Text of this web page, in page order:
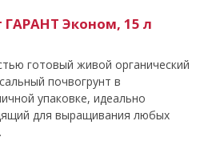
ГАРАНТ Эконом, 15 л
готовый живой органический
почвогрунт в
упаковке, идеально
для выращивания любых